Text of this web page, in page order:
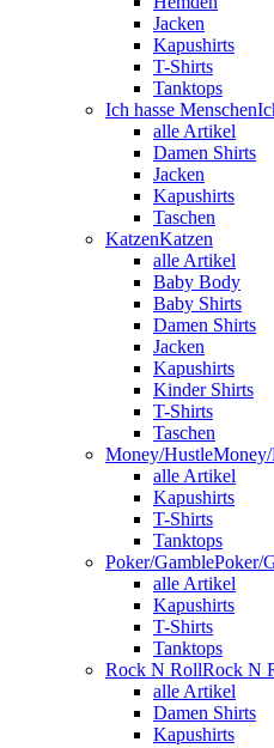
Jacken
Kapushirts
T-Shirts
Tanktops
Ich hasse Menschen
alle Artikel
Damen Shirts
Jacken
Kapushirts
Taschen
KatzenKatzen
alle Artikel
Baby Body
Baby Shirts
Damen Shirts
Jacken
Kapushirts
Kinder Shirts
T-Shirts
Taschen
Money/Hustle
alle Artikel
Kapushirts
T-Shirts
Tanktops
Poker/GamblePoker/
alle Artikel
Kapushirts
T-Shirts
Tanktops
Rock N RollRock N
alle Artikel
Damen Shirts
Kapushirts